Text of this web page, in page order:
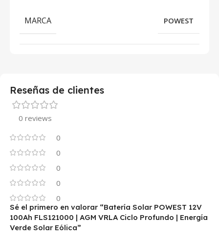
MARCA POWEST
Reseñas de clientes
0 reviews
0
0
0
0
0
Sé el primero en valorar “Batería Solar POWEST 12V
100Ah FLS121000 | AGM VRLA Ciclo Profundo | Energía
Verde Solar Eólica”